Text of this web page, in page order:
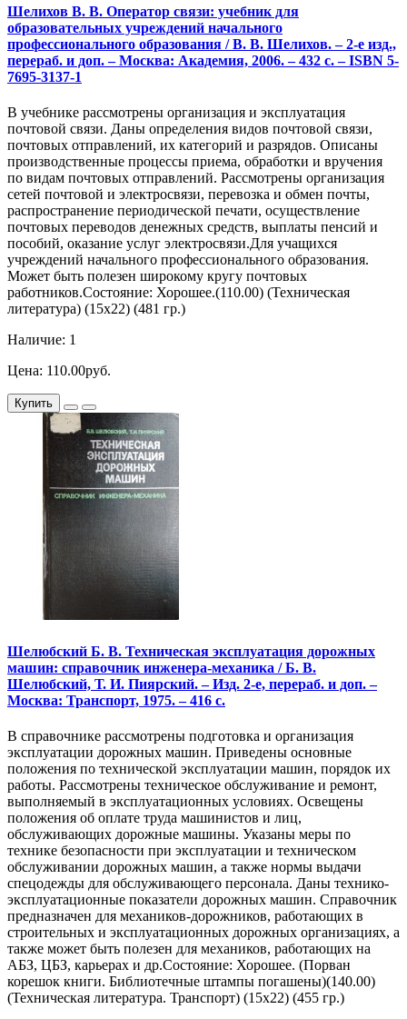
Шелихов В. В. Оператор связи: учебник для
образовательных учреждений начального
профессионального образования / В. В. Шелихов. – 2-е изд.,
перераб. и доп. – Москва: Академия, 2006. – 432 с. – ISBN 5-
7695-3137-1
В учебнике рассмотрены организация и эксплуатация
почтовой связи. Даны определения видов почтовой связи,
почтовых отправлений, их категорий и разрядов. Описаны
производственные процессы приема, обработки и вручения
по видам почтовых отправлений. Рассмотрены организация
сетей почтовой и электросвязи, перевозка и обмен почты,
распространение периодической печати, осуществление
почтовых переводов денежных средств, выплаты пенсий и
пособий, оказание услуг электросвязи.Для учащихся
учреждений начального профессионального образования.
Может быть полезен широкому кругу почтовых
работников.Состояние: Хорошее.(110.00) (Техническая
литература) (15х22) (481 гр.)
Наличие: 1
Цена: 110.00руб.
Купить
Шелюбский Б. В. Техническая эксплуатация дорожных
машин: справочник инженера-механика / Б. В.
Шелюбский, Т. И. Пиярский. – Изд. 2-е, перераб. и доп. –
Москва: Транспорт, 1975. – 416 с.
В справочнике рассмотрены подготовка и организация
эксплуатации дорожных машин. Приведены основные
положения по технической эксплуатации машин, порядок их
работы. Рассмотрены техническое обслуживание и ремонт,
выполняемый в эксплуатационных условиях. Освещены
положения об оплате труда машинистов и лиц,
обслуживающих дорожные машины. Указаны меры по
технике безопасности при эксплуатации и техническом
обслуживании дорожных машин, а также нормы выдачи
спецодежды для обслуживающего персонала. Даны технико-
эксплуатационные показатели дорожных машин. Справочник
предназначен для механиков-дорожников, работающих в
строительных и эксплуатационных дорожных организациях, а
также может быть полезен для механиков, работающих на
АБЗ, ЦБЗ, карьерах и др.Состояние: Хорошее. (Порван
корешок книги. Библиотечные штампы погашены)(140.00)
(Техническая литература. Транспорт) (15х22) (455 гр.)